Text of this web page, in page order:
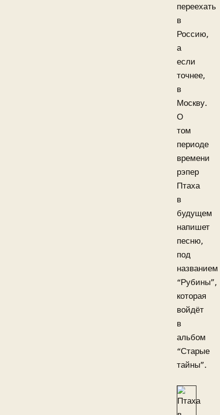
переехать
в
Россию,
а
если
точнее,
в
Москву.
О
том
периоде
времени
рэпер
Птаха
в
будущем
напишет
песню,
под
названием
“Рубины”,
которая
войдёт
в
альбом
“Старые
тайны”.